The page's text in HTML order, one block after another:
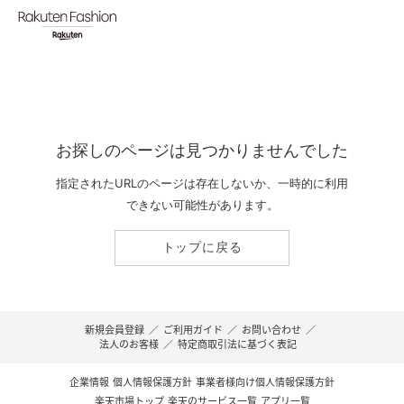
お探しのページは見つかりませんでした
指定されたURLのページは存在しないか、一時的に利用
できない可能性があります。
トップに戻る
新規会員登録 ／ ご利用ガイド ／ お問い合わせ ／
法人のお客様 ／ 特定商取引法に基づく表記
企業情報 個人情報保護方針 事業者様向け個人情報保護方針
楽天市場トップ 楽天のサービス一覧 アプリ一覧